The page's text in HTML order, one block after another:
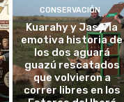
CONSERVACIÓN
Kuarahy y Jasy, la
emotiva historia de
los dos aguará
guazú rescatados
que volvieron a
correr libres en los